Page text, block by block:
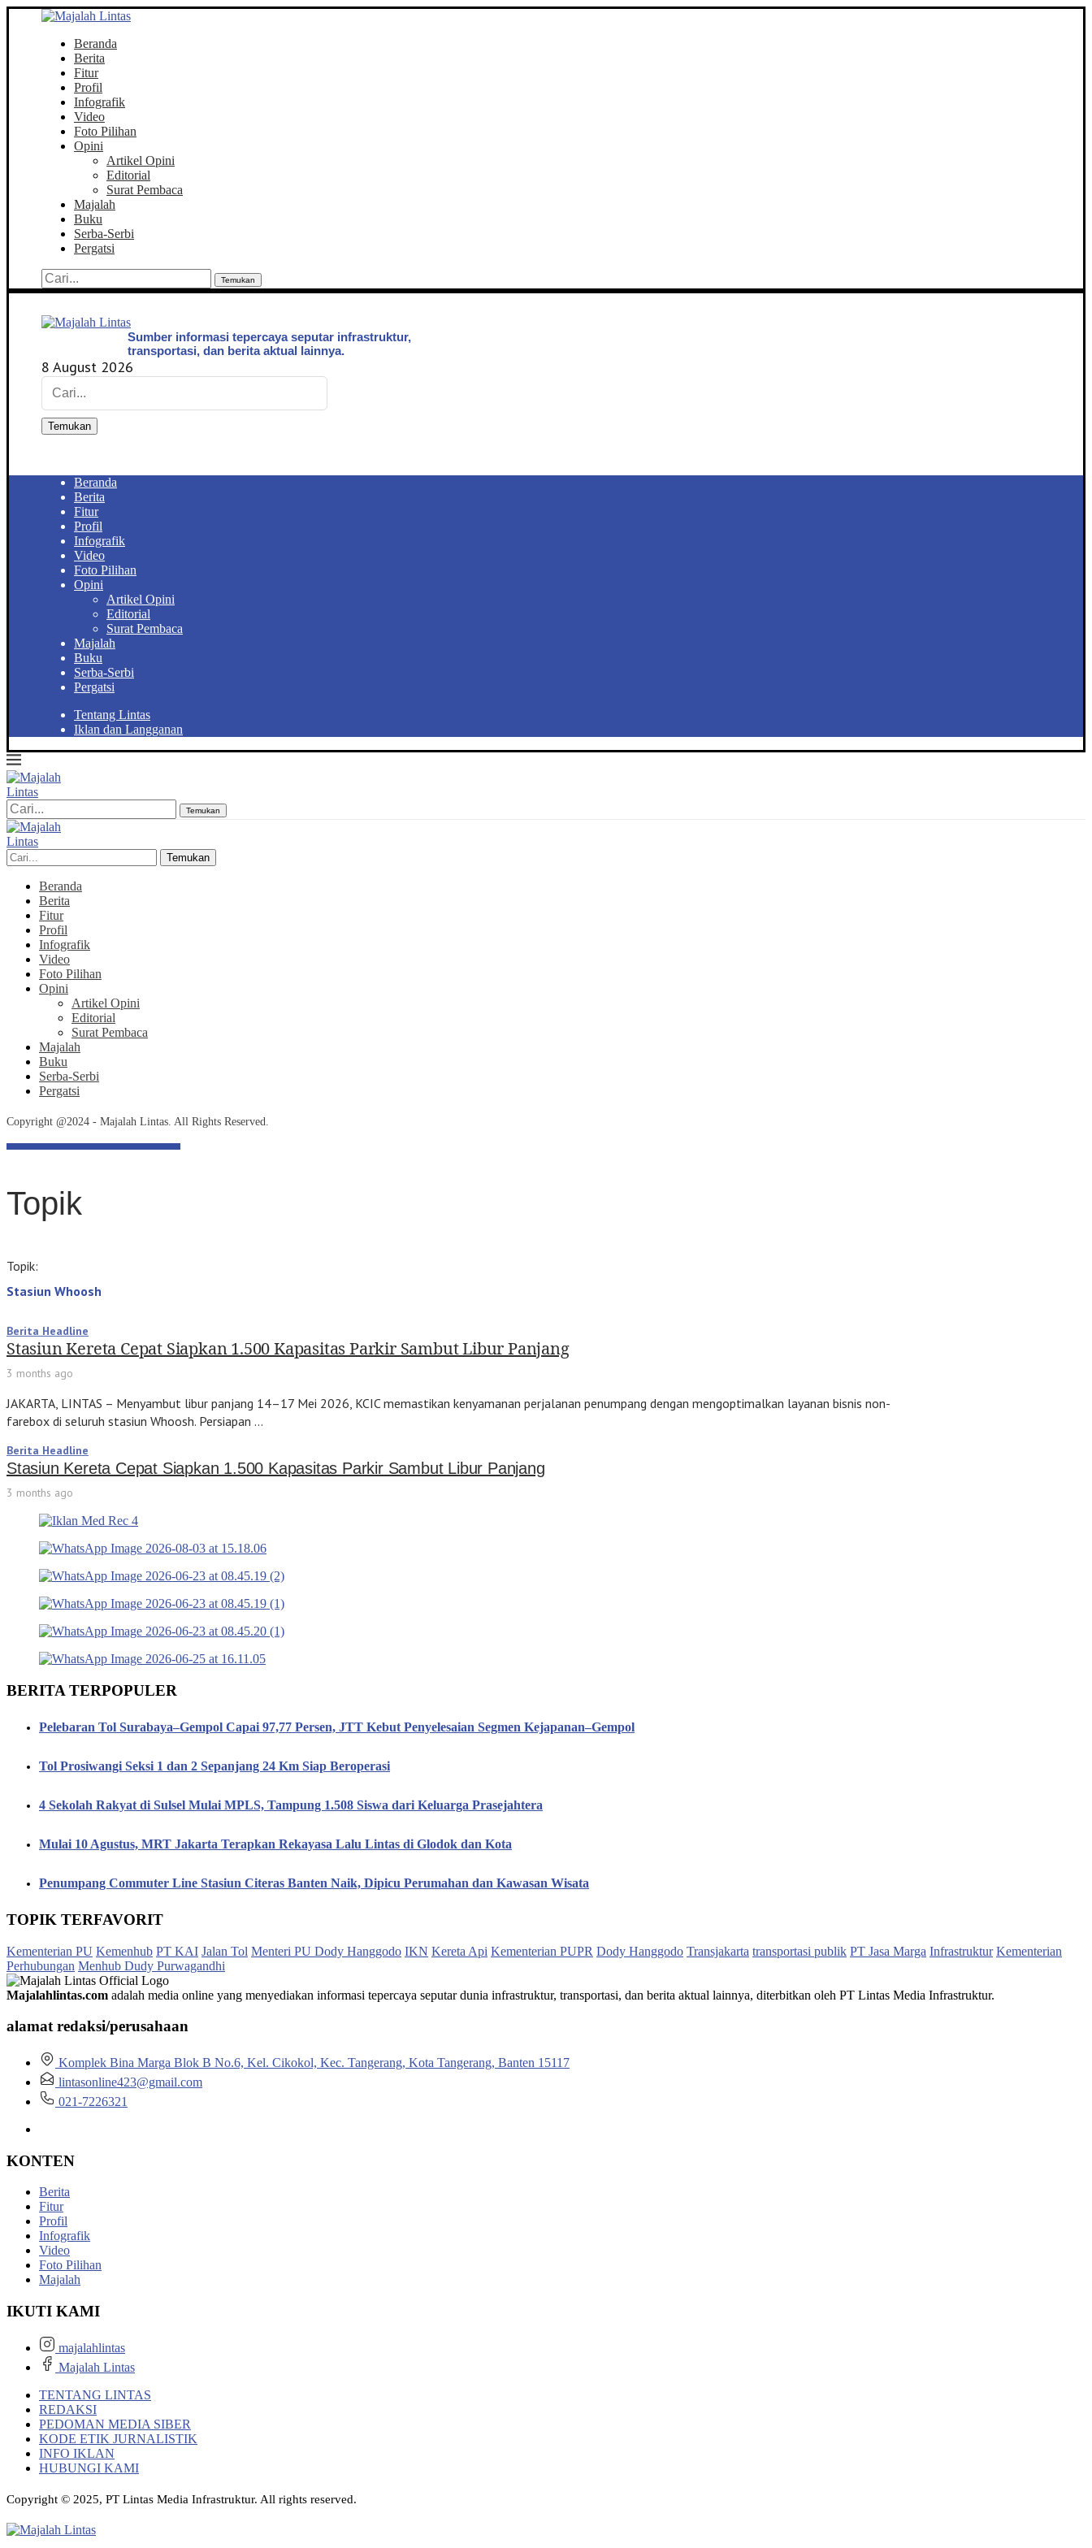
Beranda
Berita
Fitur
Profil
Infografik
Video
Foto Pilihan
Opini
Artikel Opini
Editorial
Surat Pembaca
Majalah
Buku
Serba-Serbi
Pergatsi
Temukan
Sumber informasi tepercaya seputar infrastruktur,
transportasi, dan berita aktual lainnya.
8 August 2026
Temukan
Beranda
Berita
Fitur
Profil
Infografik
Video
Foto Pilihan
Opini
Artikel Opini
Editorial
Surat Pembaca
Majalah
Buku
Serba-Serbi
Pergatsi
Tentang Lintas
Iklan dan Langganan
Temukan
Temukan
Beranda
Berita
Fitur
Profil
Infografik
Video
Foto Pilihan
Opini
Artikel Opini
Editorial
Surat Pembaca
Majalah
Buku
Serba-Serbi
Pergatsi
Copyright @2024 - Majalah Lintas. All Rights Reserved.
Topik
Topik:
Stasiun Whoosh
Berita Headline
Stasiun Kereta Cepat Siapkan 1.500 Kapasitas Parkir Sambut Libur Panjang
3 months ago
JAKARTA, LINTAS – Menyambut libur panjang 14–17 Mei 2026, KCIC memastikan kenyamanan perjalanan penumpang dengan mengoptimalkan layanan bisnis non-
farebox di seluruh stasiun Whoosh. Persiapan …
Berita Headline
Stasiun Kereta Cepat Siapkan 1.500 Kapasitas Parkir Sambut Libur Panjang
3 months ago
BERITA TERPOPULER
Pelebaran Tol Surabaya–Gempol Capai 97,77 Persen, JTT Kebut Penyelesaian Segmen Kejapanan–Gempol
Tol Prosiwangi Seksi 1 dan 2 Sepanjang 24 Km Siap Beroperasi
4 Sekolah Rakyat di Sulsel Mulai MPLS, Tampung 1.508 Siswa dari Keluarga Prasejahtera
Mulai 10 Agustus, MRT Jakarta Terapkan Rekayasa Lalu Lintas di Glodok dan Kota
Penumpang Commuter Line Stasiun Citeras Banten Naik, Dipicu Perumahan dan Kawasan Wisata
TOPIK TERFAVORIT
Kementerian PU Kemenhub PT KAI Jalan Tol Menteri PU Dody Hanggodo IKN Kereta Api Kementerian PUPR Dody Hanggodo Transjakarta transportasi publik PT Jasa Marga Infrastruktur Kementerian
Perhubungan Menhub Dudy Purwagandhi
Majalahlintas.com adalah media online yang menyediakan informasi tepercaya seputar dunia infrastruktur, transportasi, dan berita aktual lainnya, diterbitkan oleh PT Lintas Media Infrastruktur.
alamat redaksi/perusahaan
Komplek Bina Marga Blok B No.6, Kel. Cikokol, Kec. Tangerang, Kota Tangerang, Banten 15117
lintasonline423@gmail.com
021-7226321
KONTEN
Berita
Fitur
Profil
Infografik
Video
Foto Pilihan
Majalah
IKUTI KAMI
majalahlintas
Majalah Lintas
TENTANG LINTAS
REDAKSI
PEDOMAN MEDIA SIBER
KODE ETIK JURNALISTIK
INFO IKLAN
HUBUNGI KAMI
Copyright © 2025, PT Lintas Media Infrastruktur. All rights reserved.